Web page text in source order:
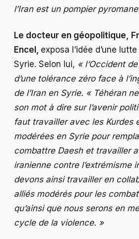
l’Iran est un pompier
Le docteur en géopolitique,
Encel, exposa l’idée d’une
Syrie. Selon lui, « l‘Occident
d’une tolérance zéro face à
de l’Iran en Syrie. « Téhéran
son mot à dire sur l’avenir
faut travailler avec les Kurdes
modérées en Syrie pour
combattre Daesh et travailler
iranienne contre l’extrémisme
devons ainsi travailler en
alliés modérés pour les
qu’ainsi que nous serons en
cycle de la violence. »